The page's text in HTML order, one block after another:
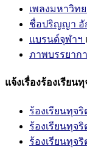
เพลงมหาวิท
ชื่อปริญญา อั
แบรนด์จุฬาฯ
ภาพบรรยาก
แจ้งเรื่องร้องเรียน
ร้องเรียนทุจ
ร้องเรียนทุจ
ร้องเรียนทุจ